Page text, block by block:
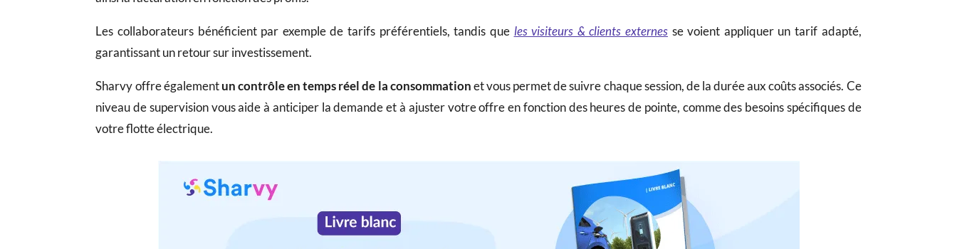
Les collaborateurs bénéficient par exemple de tarifs préférentiels, tandis que les visiteurs & clients externesse voient appliquer un tarif adapté,
garantissant un retour sur investissement.
Sharvy offre égalementun contrôle en temps réel de la consommationet vous permet de suivre chaque session, de la durée aux coûts associés. Ce
niveau de supervision vous aide à anticiper la demande et à ajuster votre offre en fonction des heures de pointe, comme des besoins spécifiques de
votre flotte électrique.